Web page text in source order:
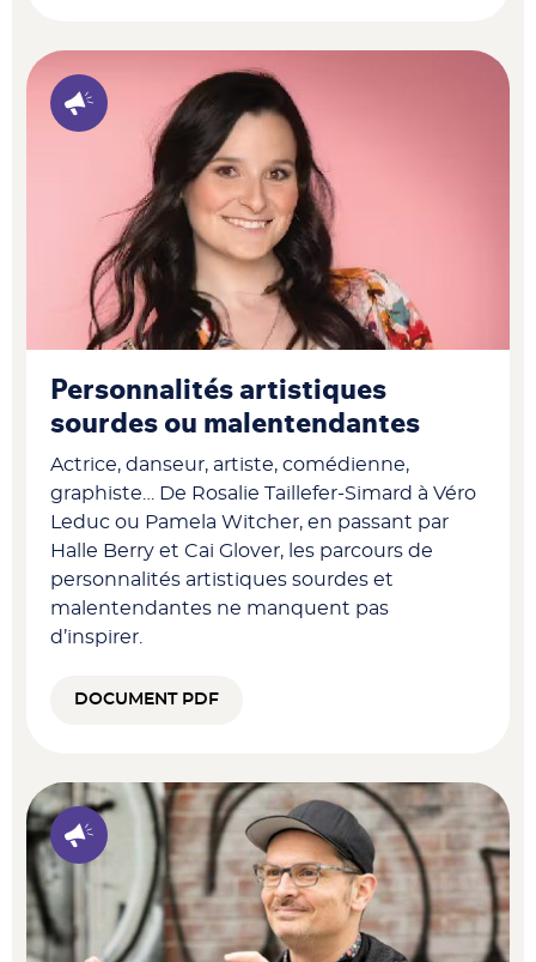
Personnalités artistiques
sourdes ou malentendantes
Actrice, danseur, artiste, comédienne,
graphiste… De Rosalie Taillefer-Simard à Véro
Leduc ou Pamela Witcher, en passant par
Halle Berry et Cai Glover, les parcours de
personnalités artistiques sourdes et
malentendantes ne manquent pas
d’inspirer.
DOCUMENT PDF